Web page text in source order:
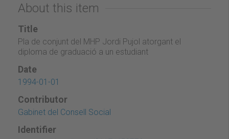
About this item
Title
Pla de conjunt del MHP Jordi Pujol atorgant el
diploma de graduació a un estudiant
Date
1994-01-01
Contributor
Gabinet del Consell Social
Identifier